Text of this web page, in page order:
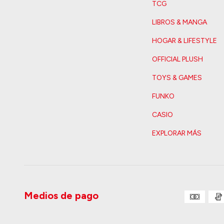
TCG
LIBROS & MANGA
HOGAR & LIFESTYLE
OFFICIAL PLUSH
TOYS & GAMES
FUNKO
CASIO
EXPLORAR MÁS
Medios de pago